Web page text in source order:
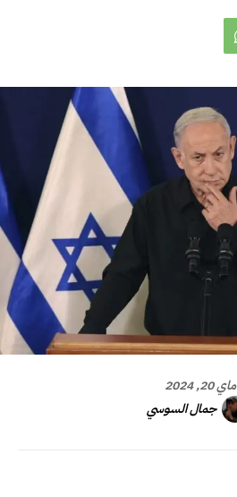
ماي 20, 2024
جمال السوسي